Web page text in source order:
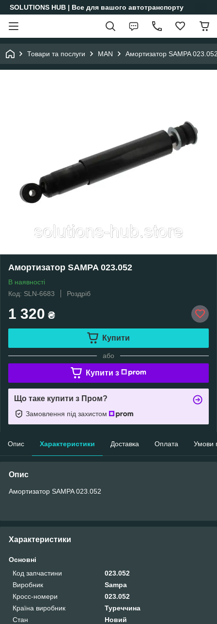
SOLUTIONS HUB | Все для вашого автотранспорту
Товари та послуги MAN Амортизатор SAMPA
Амортизатор SAMPA 023.052
В наявності
Код: SLN-6683
Роздріб
1 320 ₴
Купити
або
Купити з
Що таке купити з Пром?
Замовлення під захистом
Опис Характеристики Доставка Оплата Умови
Опис
Амортизатор SAMPA 023.052
Характеристики
Основні
Код запчастини
023.052
Виробник
Sampa
Кросс-номери
023.052
Країна виробник
Туреччина
Стан
Новий